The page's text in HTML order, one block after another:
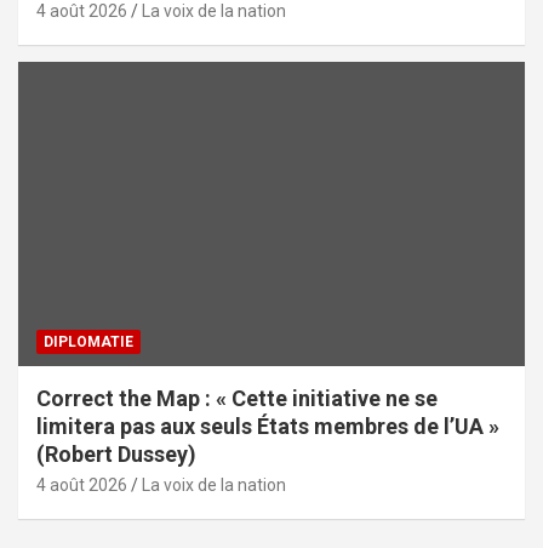
4 août 2026 La voix de la nation
DIPLOMATIE
Correct the Map : « Cette initiative ne se
limitera pas aux seuls États membres de l’UA »
(Robert Dussey)
4 août 2026 La voix de la nation